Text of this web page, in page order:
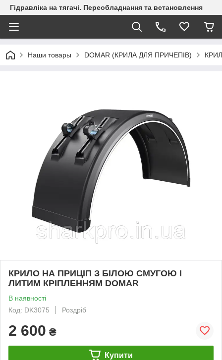
Гідравліка на тягачі. Переобладнання та встановлення
Наши товары DOMAR (КРИЛА ДЛЯ ПРИЧЕПІВ)
КРИЛО НА ПРИЦІП З БІЛОЮ СМУГОЮ І
ЛИТИМ КРІПЛЕННЯМ DOMAR
В наявності
Код: DK3075
Роздріб
2 600 ₴
Купити